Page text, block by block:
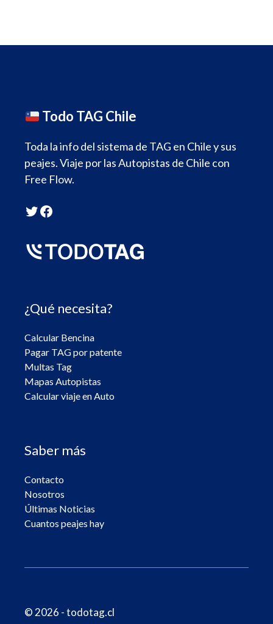
Todo TAG Chile
Toda la info del sistema de TAG en Chile y sus
peajes. Viaje por las Autopistas de Chile con
Free Flow.
Twitter
Facebook
¿Qué necesita?
Calcular Bencina
Pagar TAG por patente
Multas Tag
Mapas Autopistas
Calcular viaje en Auto
Saber más
Contacto
Nosotros
Últimas Noticias
Cuantos peajes hay
© 2026 - todotag.cl